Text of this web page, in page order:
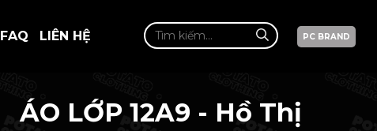
FAQ LIÊN HỆ PC BRAND
ÁO LỚP 12A9 - Hồ Thị